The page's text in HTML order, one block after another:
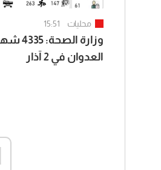
محليات 15:51
العدوان في 2 آذار